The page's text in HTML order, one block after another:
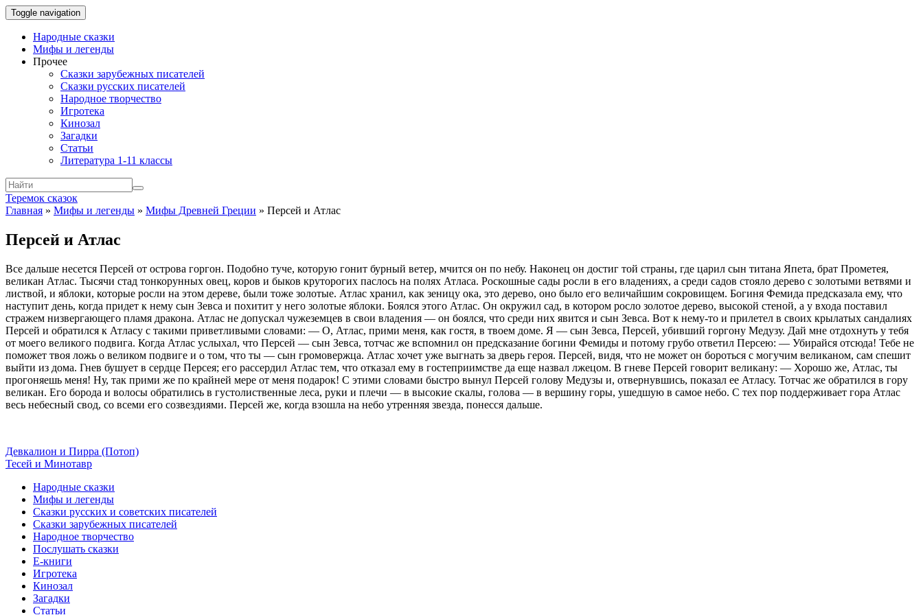
Toggle navigation
Народные сказки
Мифы и легенды
Прочее
Сказки зарубежных писателей
Сказки русских писателей
Народное творчество
Игротека
Кинозал
Загадки
Статьи
Литература 1-11 классы
Теремок сказок
Главная » Мифы и легенды » Мифы Древней Греции » Персей и Атлас
Персей и Атлас
Все дальше несется Персей от острова горгон. Подобно туче, которую гонит бурный ветер, мчится он по небу. Наконец он достиг той страны, где царил сын титана Япета, брат Прометея,
великан Атлас. Тысячи стад тонкорунных овец, коров и быков круторогих паслось на полях Атласа. Роскошные сады росли в его владениях, а среди садов стояло дерево с золотыми ветвями и
листвой, и яблоки, которые росли на этом дереве, были тоже золотые. Атлас хранил, как зеницу ока, это дерево, оно было его величайшим сокровищем. Богиня Фемида предсказала ему, что
наступит день, когда придет к нему сын Зевса и похитит у него золотые яблоки. Боялся этого Атлас. Он окружил сад, в котором росло золотое дерево, высокой стеной, а у входа поставил
стражем низвергающего пламя дракона. Атлас не допускал чужеземцев в свои владения — он боялся, что среди них явится и сын Зевса. Вот к нему-то и прилетел в своих крылатых сандалиях
Персей и обратился к Атласу с такими приветливыми словами: — О, Атлас, прими меня, как гостя, в твоем доме. Я — сын Зевса, Персей, убивший горгону Медузу. Дай мне отдохнуть у тебя
от моего великого подвига. Когда Атлас услыхал, что Персей — сын Зевса, тотчас же вспомнил он предсказание богини Фемиды и потому грубо ответил Персею: — Убирайся отсюда! Тебе не
поможет твоя ложь о великом подвиге и о том, что ты — сын громовержца. Атлас хочет уже выгнать за дверь героя. Персей, видя, что не может он бороться с могучим великаном, сам спешит
выйти из дома. Гнев бушует в сердце Персея; его рассердил Атлас тем, что отказал ему в гостеприимстве да еще назвал лжецом. В гневе Персей говорит великану: — Хорошо же, Атлас, ты
прогоняешь меня! Ну, так прими же по крайней мере от меня подарок! С этими словами быстро вынул Персей голову Медузы и, отвернувшись, показал ее Атласу. Тотчас же обратился в гору
великан. Его борода и волосы обратились в густолиственные леса, руки и плечи — в высокие скалы, голова — в вершину горы, ушедшую в самое небо. С тех пор поддерживает гора Атлас
весь небесный свод, со всеми его созвездиями. Персей же, когда взошла на небо утренняя звезда, понесся дальше.
Девкалион и Пирра (Потоп)
Тесей и Минотавр
Народные сказки
Мифы и легенды
Сказки русских и советских писателей
Сказки зарубежных писателей
Народное творчество
Послушать сказки
Е-книги
Игротека
Кинозал
Загадки
Статьи